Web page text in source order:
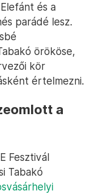
és a
parádé lesz.
örököse,
kör
értelmezni.
a
Fesztivál
Tabakó